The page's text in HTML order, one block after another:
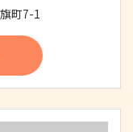
町7-1